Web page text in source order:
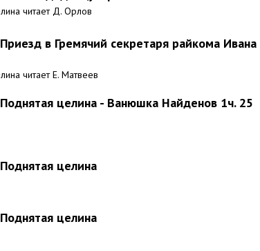
читает Д. Орлов
в Гремячий секретаря райкома Ивана
читает Е. Матвеев
целина - Ванюшка Найденов 1ч. 25
целина
целина